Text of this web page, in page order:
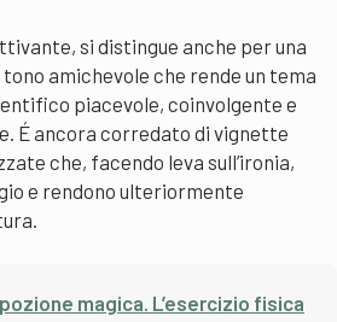
si distingue anche per una
amichevole che rende un tema
piacevole, coinvolgente e
É ancora corredato di vignette
che, facendo leva sull’ironia,
e rendono ulteriormente
magica. L’esercizio fisica